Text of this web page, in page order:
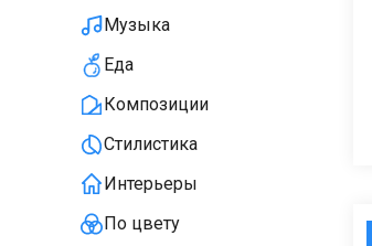
Музыка
Еда
Композиции
Стилистика
Интерьеры
По цвету